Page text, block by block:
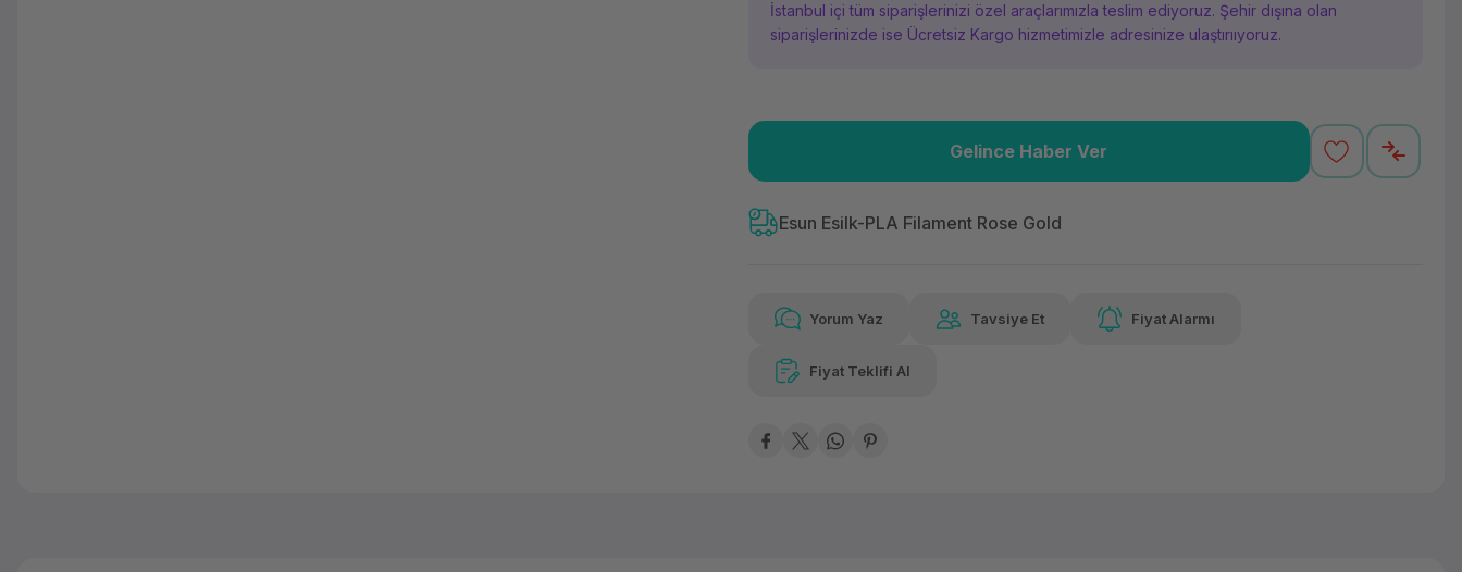
İstanbul içi tüm siparişlerinizi özel araçlarımızla teslim ediyoruz. Şehir dışına olan
siparişlerinizde ise Ücretsiz Kargo hizmetimizle adresinize ulaştırııyoruz.
Kolay iade imkanı
153,52 TL
Aya varan taksit
Havalelerde
Gelince Haber Ver
Esun Esilk-PLA Filament Rose Gold
Yorum Yaz Tavsiye Et Fiyat Alarmı
Fiyat Teklifi Al